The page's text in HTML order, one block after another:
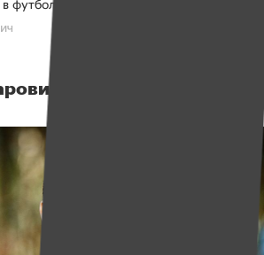
футбол, конечно же!